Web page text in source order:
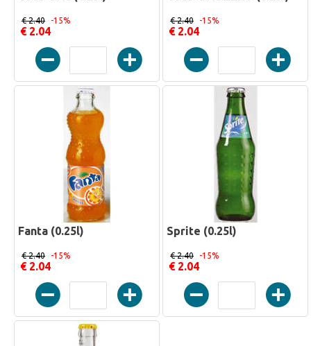
€ 2.04
€ 2.40 -15%
€ 2.04
€ 2.40 -15%
Fanta (0.25l)
€ 2.04
€ 2.40 -15%
Sprite (0.25l)
€ 2.04
€ 2.40 -15%